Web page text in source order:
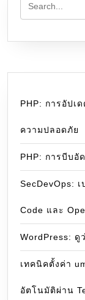
PHP: การอัปเ
ความปลอดภัย
PHP: การบีบอั
SecDevOps:
Code และ
WordPress: ดู
เทคนิคตั้งค่า
อัตโนมัติผ่าน